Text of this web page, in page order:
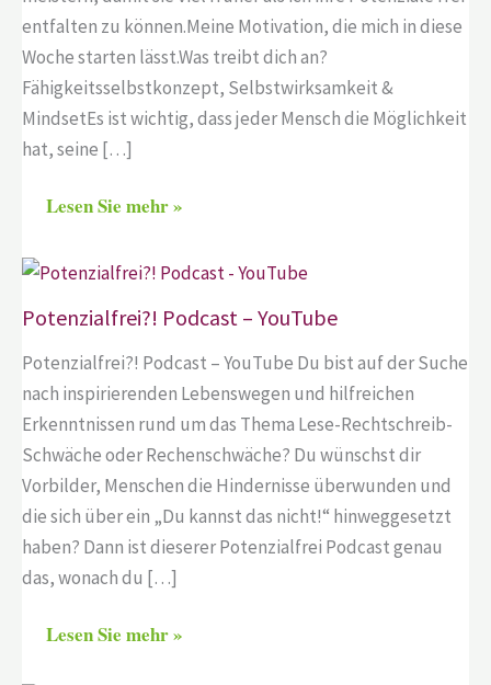
entfalten zu können.Meine Motivation, die mich in diese
Woche starten lässt.Was treibt dich an?
Fähigkeitsselbstkonzept, Selbstwirksamkeit &
MindsetEs ist wichtig, dass jeder Mensch die Möglichkeit
hat, seine […]
Lesen Sie mehr »
Potenzialfrei?! Podcast – YouTube
Potenzialfrei?! Podcast – YouTube Du bist auf der Suche
nach inspirierenden Lebenswegen und hilfreichen
Erkenntnissen rund um das Thema Lese-Rechtschreib-
Schwäche oder Rechenschwäche? Du wünschst dir
Vorbilder, Menschen die Hindernisse überwunden und
die sich über ein „Du kannst das nicht!“ hinweggesetzt
haben? Dann ist dieserer Potenzialfrei Podcast genau
das, wonach du […]
Lesen Sie mehr »